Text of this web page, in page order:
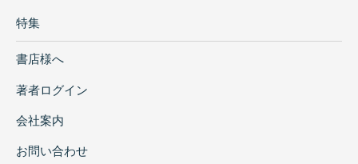
特集
書店様へ
著者ログイン
会社案内
お問い合わせ